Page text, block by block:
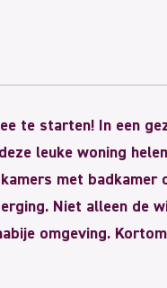
te starten! In een
leuke woning
met badkamer
Niet alleen de
omgeving.